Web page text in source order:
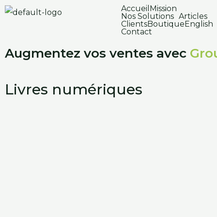
Aller
Accueil Mission
Nos Solutions Articles
ClientsBoutiqueEnglish
Contact
Augmentez vos ventes avec
Livres numériques